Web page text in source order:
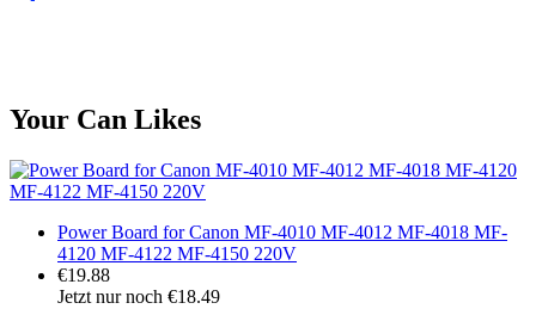
Your Can Likes
Power Board for Canon MF-4010 MF-4012 MF-4018 MF-
4120 MF-4122 MF-4150 220V
€19.88
Jetzt nur noch €18.49